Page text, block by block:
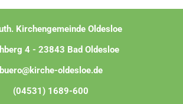
Kirchengemeinde Oldesloe
4 - 23843 Bad Oldesloe
buero@kirche-oldesloe.de
(04531) 1689-600